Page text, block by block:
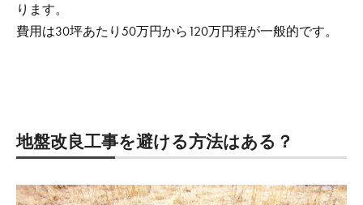
ります。
費用は30坪あたり50万円から120万円程が一般的です。
地盤改良工事を避ける方法はある？